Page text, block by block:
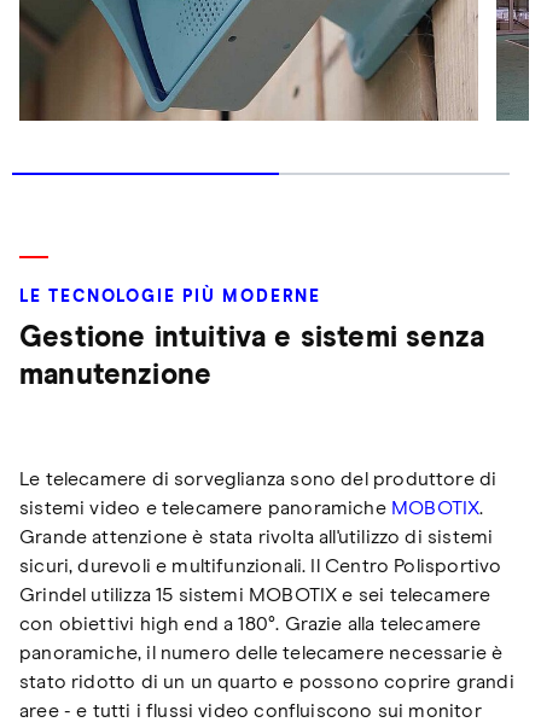
LE TECNOLOGIE PIÙ MODERNE
Gestione intuitiva e sistemi senza
manutenzione
Le telecamere di sorveglianza sono del produttore di
sistemi video e telecamere panoramiche MOBOTIX.
Grande attenzione è stata rivolta all'utilizzo di sistemi
sicuri, durevoli e multifunzionali. Il Centro Polisportivo
Grindel utilizza 15 sistemi MOBOTIX e sei telecamere
con obiettivi high end a 180°. Grazie alla telecamere
panoramiche, il numero delle telecamere necessarie è
stato ridotto di un un quarto e possono coprire grandi
aree - e tutti i flussi video confluiscono sui monitor